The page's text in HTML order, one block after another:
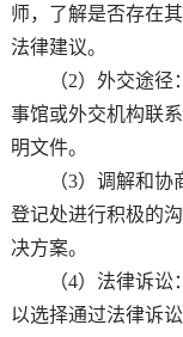
师，了解是否存在
法律建议。
（2）外交途径：
事馆或外交机构联
明文件。
（3）调解和协商
登记处进行积极的
决方案。
（4）法律诉讼：
以选择通过法律诉